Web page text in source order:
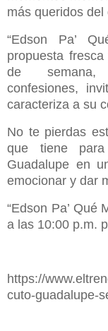
más queridos
“Edson Pa’
propuesta
de semana,
confesiones,
caracteriza a su
No te pierdas
que tiene
Guadalupe en
emocionar y dar
“Edson Pa’ Qué
a las 10:00 p.m.
https://
cuto-guadalupe-